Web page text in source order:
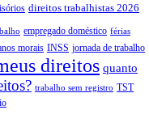
direitos trabalhistas 2026
empregado doméstico férias
morais INSS jornada de trabalho
direitos quanto
trabalho sem registro TST